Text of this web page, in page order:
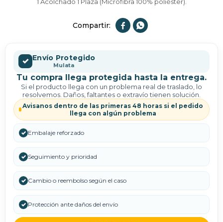
 
✓ Envío Protegido
Mulata
Tu compra llega protegida hasta la entrega.
Si el producto llega con un problema real de traslado, lo
resolvemos. Daños, faltantes o extravío tienen solución.
Avisanos dentro de las primeras 48 horas si el pedido
llega con algún problema
✓ Embalaje reforzado
✓ Seguimiento y prioridad
✓ Cambio o reembolso según el caso
✓ Protección ante daños del envío